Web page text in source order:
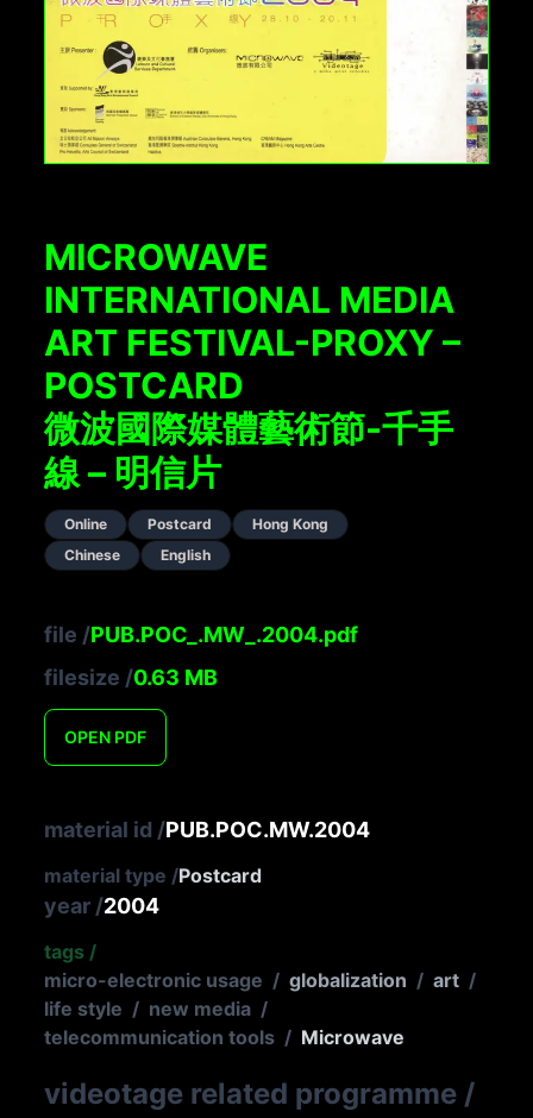
MICROWAVE
INTERNATIONAL MEDIA
ART FESTIVAL-PROXY –
POSTCARD
微波國際媒體藝術節-千手
線 – 明信片
Online Postcard
Hong Kong
Chinese
English
file /PUB.POC_.MW_.2004.pdf
filesize /0.63 MB
OPEN PDF
material id /PUB.POC.MW.2004
material type /Postcard
year /2004
tags /
micro-electronic usage / globalization / art /
life style / new media /
telecommunication tools / Microwave
videotage related programme /